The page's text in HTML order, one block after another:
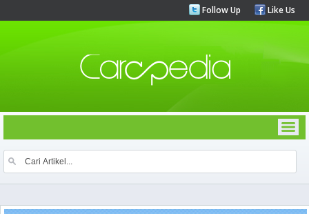
Follow Up Like Us